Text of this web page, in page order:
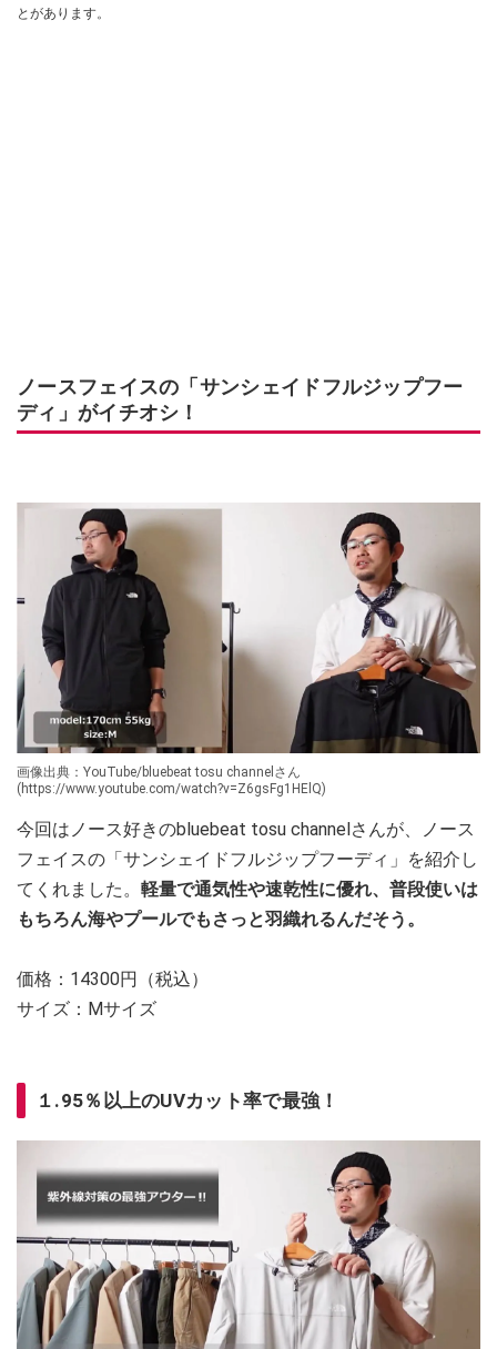
とがあります。
ノースフェイスの「サンシェイドフルジップフー
ディ」がイチオシ！
画像出典：YouTube/bluebeat tosu channelさん
(https://www.youtube.com/watch?v=Z6gsFg1HElQ)
今回はノース好きのbluebeat tosu channelさんが、ノース
フェイスの「サンシェイドフルジップフーディ」を紹介し
てくれました。 軽量で通気性や速乾性に優れ、普段使いは
もちろん海やプールでもさっと羽織れるんだそう。
価格：14300円（税込）
サイズ：Mサイズ
１.95％以上のUVカット率で最強！